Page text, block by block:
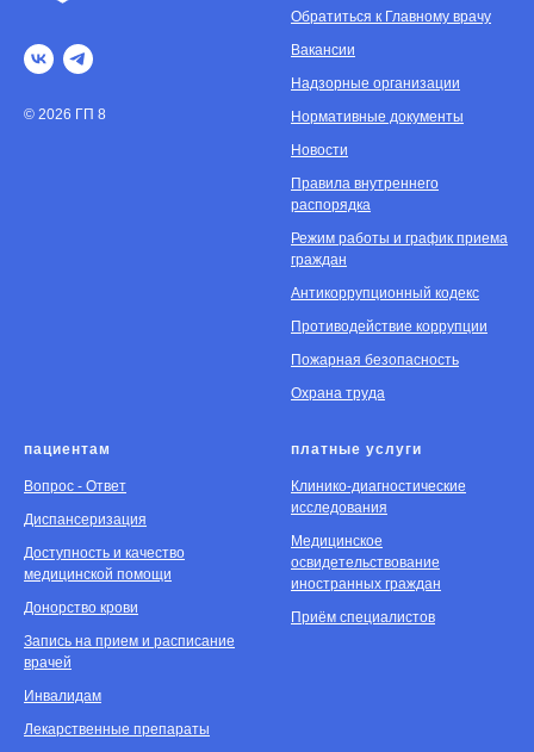
© 2026 ГП 8
Обратиться к Главному врачу
Вакансии
Надзорные организации
Нормативные документы
Новости
Правила внутреннего
распорядка
Режим работы и график приема
граждан
Антикоррупционный кодекс
Противодействие коррупции
Пожарная безопасность
Охрана труда
пациентам
Вопрос - Ответ
Диспансеризация
Доступность и качество
медицинской помощи
Донорство крови
Запись на прием и расписание
врачей
Инвалидам
Лекарственные препараты
платные услуги
Клинико-диагностические
исследования
Медицинское
освидетельствование
иностранных граждан
Приём специалистов